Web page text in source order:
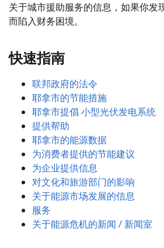
关于城市援助服务的信息，如果你发
而陷入财务困境。
快速指南
联邦政府的法令
耶拿市的节能措施
耶拿市提倡 小型光伏发电系统
提供帮助
耶拿市的能源数据
为消费者提供的节能建议
为企业提供信息
对文化和旅游部门的影响
关于能源市场发展的信息
服务
关于能源危机的新闻 / 新闻室